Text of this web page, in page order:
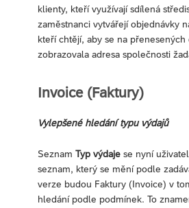
klienty, kteří využívají sdílená
zaměstnanci vytvářejí objednávky
kteří chtějí, aby se na přenesených
zobrazovala adresa společnosti
Invoice (Faktury)
Vylepšené hledání typu výdajů
Seznam Typ výdaje se nyní
seznam, který se mění podle
verze budou Faktury (Invoice) v
hledání podle podmínek. To